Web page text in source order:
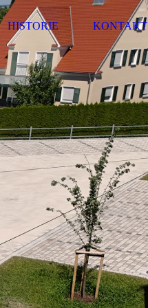
HISTORIE KONTAKT